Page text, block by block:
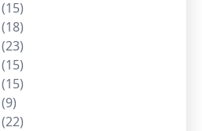
(15)
(18)
(23)
(15)
(15)
(9)
(22)